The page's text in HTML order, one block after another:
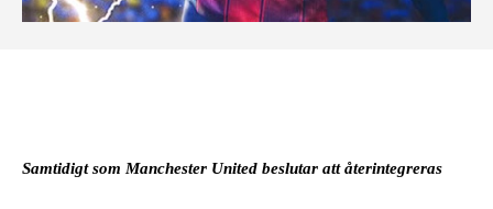
Samtidigt som Manchester United beslutar att återintegreras